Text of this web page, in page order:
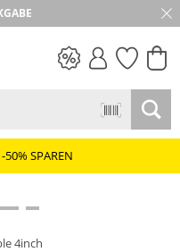
50% SPAREN
4inch